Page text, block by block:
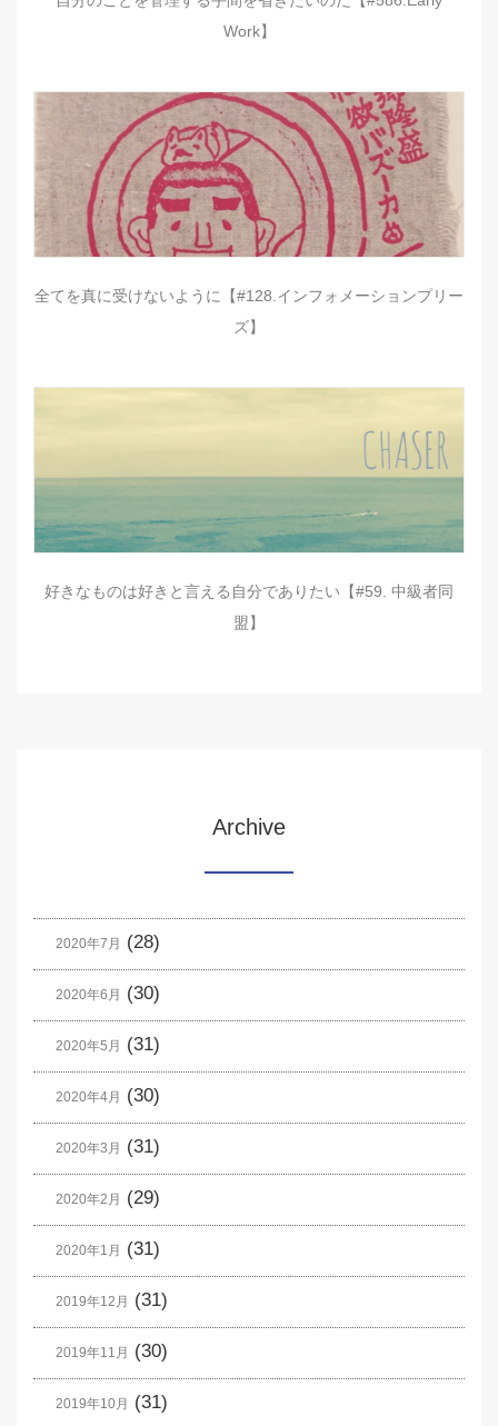
Work】
全てを真に受けないように【#128.インフォメーションプリー
ズ】
好きなものは好きと言える自分でありたい【#59. 中級者同
盟】
Archive
2020年7月 (28)
2020年6月 (30)
2020年5月 (31)
2020年4月 (30)
2020年3月 (31)
2020年2月 (29)
2020年1月 (31)
2019年12月 (31)
2019年11月 (30)
2019年10月 (31)